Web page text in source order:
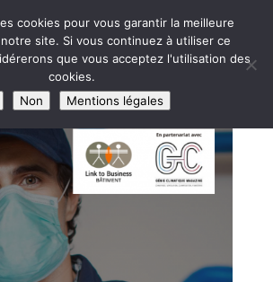
cookies pour vous garantir la meilleure
site. Si vous continuez à utiliser ce
que vous acceptez l'utilisation des
cookies.
Non Mentions légales